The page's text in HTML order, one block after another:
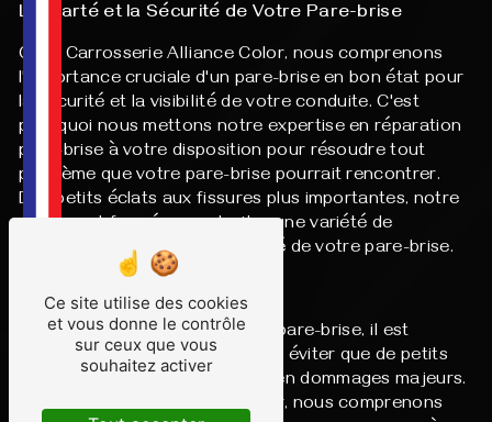
La Clarté et la Sécurité de Votre Pare-brise
Chez Carrosserie Alliance Color, nous comprenons
l'importance cruciale d'un pare-brise en bon état pour
la sécurité et la visibilité de votre conduite. C'est
pourquoi nous mettons notre expertise en réparation
pare-brise à votre disposition pour résoudre tout
problème que votre pare-brise pourrait rencontrer.
Des petits éclats aux fissures plus importantes, notre
équipe est formée pour traiter une variété de
situations et restaurer l'intégrité de votre pare-brise.
Réparation Rapide et Efficace
Lorsqu'il s'agit de la réparation pare-brise, il est
essentiel d'agir rapidement pour éviter que de petits
problèmes ne se transforment en dommages majeurs.
Chez Carrosserie Alliance Color, nous comprenons
Ce site utilise des cookies
et vous donne le contrôle
sur ceux que vous
souhaitez activer